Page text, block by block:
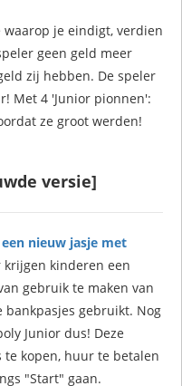
waarop je eindigt, verdien
geen geld meer
zij hebben. De speler
Met 4 'Junior pionnen':
ze groot werden!
versie]
nieuw jasje met
krijgen kinderen een
gebruik te maken van
gebruikt. Nog
Junior dus! Deze
te kopen, huur te betalen
"Start" gaan.